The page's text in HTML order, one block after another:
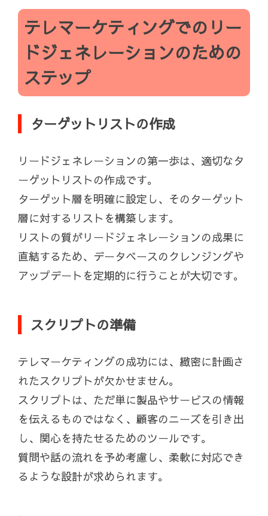
テレマーケティングでのリー
ドジェネレーションのための
ステップ
ターゲットリストの作成
リードジェネレーションの第一歩は、適切なタ
ーゲットリストの作成です。
ターゲット層を明確に設定し、そのターゲット
層に対するリストを構築します。
リストの質がリードジェネレーションの成果に
直結するため、データベースのクレンジングや
アップデートを定期的に行うことが大切です。
スクリプトの準備
テレマーケティングの成功には、緻密に計画さ
れたスクリプトが欠かせません。
スクリプトは、ただ単に製品やサービスの情報
を伝えるものではなく、顧客のニーズを引き出
し、関心を持たせるためのツールです。
質問や話の流れを予め考慮し、柔軟に対応でき
るような設計が求められます。